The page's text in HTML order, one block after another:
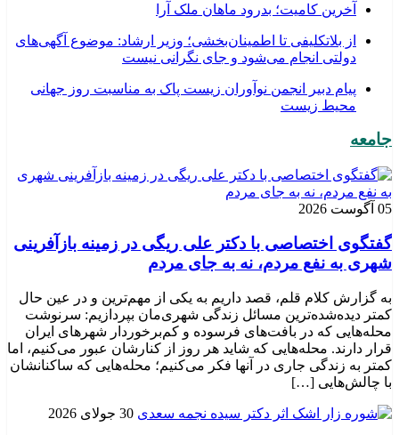
​آخرین کامیت؛ بدرود ماهان ملک آرا
از بلاتکلیفی تا اطمینان‌بخشی؛ وزیر ارشاد: موضوع آگهی‌های
دولتی انجام می‌شود و جای نگرانی نیست
پیام دبیر انجمن نوآوران زیست پاک به مناسبت روز جهانی
محیط زیست
جامعه
05 آگوست 2026
گفتگوی اختصاصی با دکتر علی ریگی در زمینه بازآفرینی
شهری به نفع مردم، نه به جای مردم
به گزارش کلام قلم، قصد داریم به یکی از مهم‌ترین و در عین حال
کمتر دیده‌شده‌ترین مسائل زندگی شهری‌مان بپردازیم: سرنوشت
محله‌هایی که در بافت‌های فرسوده و کم‌برخوردار شهرهای ایران
قرار دارند. محله‌هایی که شاید هر روز از کنارشان عبور می‌کنیم، اما
کمتر به زندگی جاری در آنها فکر می‌کنیم؛ محله‌هایی که ساکنانشان
با چالش‌هایی […]
30 جولای 2026